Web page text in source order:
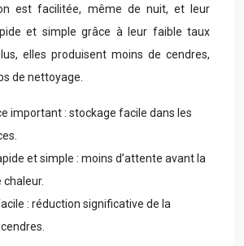
est facilitée, même de nuit, et leur
et simple grâce à leur faible taux
elles produisent moins de cendres,
de nettoyage.
important : stockage facile dans les
et simple : moins d’attente avant la
: réduction significative de la